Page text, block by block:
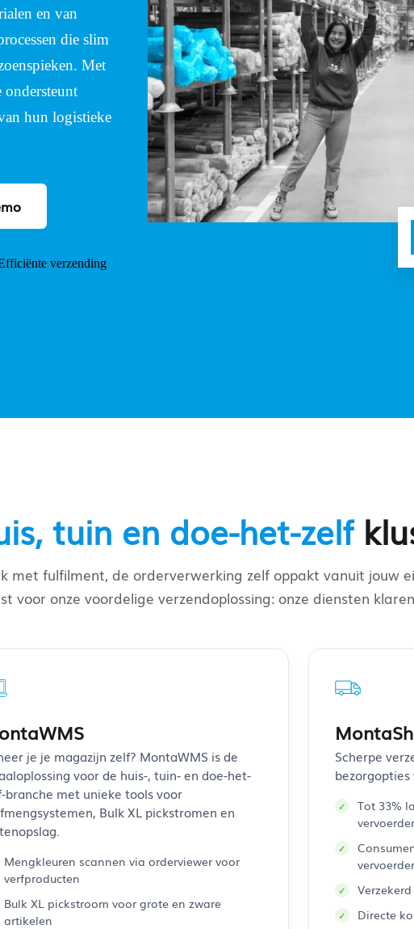
en van
die slim
Met
ondersteunt
hun logistieke
verzending
tuin en doe-het-zelf
met fulfilment, de orderverwerking zelf oppakt vanuit jouw
voor onze voordelige verzendoplossing: onze diensten
je je magazijn zelf? MontaWMS is de
voor de huis-, tuin- en doe-het-
branche met unieke tools voor
Bulk XL pickstromen en
Mengkleuren scannen via orderviewer voor
verfproducten
Bulk XL pickstroom voor grote en zware
artikelen
Scherpe
Tot 33%
vervoerder
Directe